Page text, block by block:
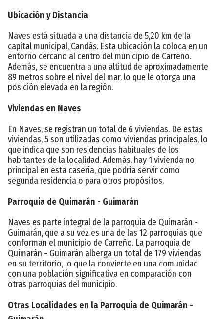
Ubicación y Distancia
Naves está situada a una distancia de 5,20 km de la
capital municipal, Candás. Esta ubicación la coloca en un
entorno cercano al centro del municipio de Carreño.
Además, se encuentra a una altitud de aproximadamente
89 metros sobre el nivel del mar, lo que le otorga una
posición elevada en la región.
Viviendas en Naves
En Naves, se registran un total de 6 viviendas. De estas
viviendas, 5 son utilizadas como viviendas principales, lo
que indica que son residencias habituales de los
habitantes de la localidad. Además, hay 1 vivienda no
principal en esta casería, que podría servir como
segunda residencia o para otros propósitos.
Parroquia de Quimarán - Guimarán
Naves es parte integral de la parroquia de Quimarán -
Guimarán, que a su vez es una de las 12 parroquias que
conforman el municipio de Carreño. La parroquia de
Quimarán - Guimarán alberga un total de 179 viviendas
en su territorio, lo que la convierte en una comunidad
con una población significativa en comparación con
otras parroquias del municipio.
Otras Localidades en la Parroquia de Quimarán -